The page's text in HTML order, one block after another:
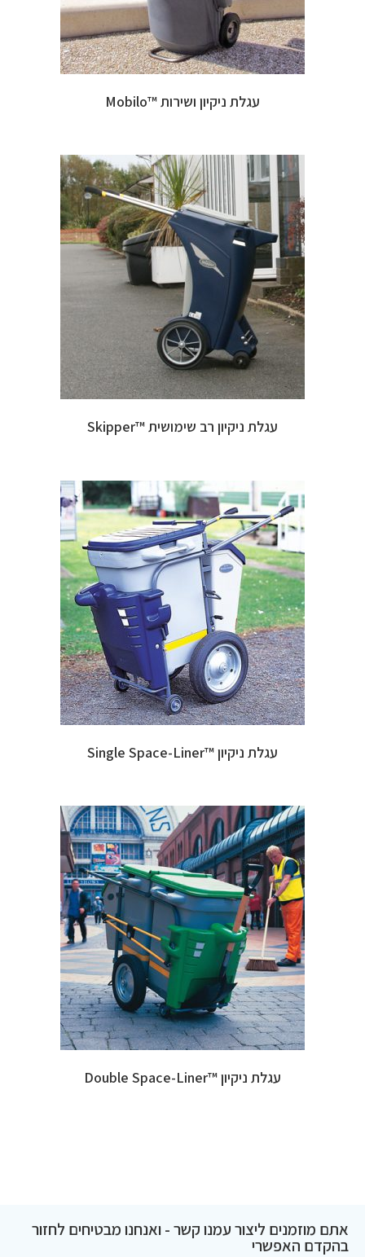
עגלת ניקיון ושירות ™Mobilo
עגלת ניקיון רב שימושית ™Skipper
עגלת ניקיון ™Single Space-Liner
עגלת ניקיון ™Double Space-Liner
אתם מוזמנים ליצור עמנו קשר - ואנחנו מבטיחים לחזור
בהקדם האפשרי